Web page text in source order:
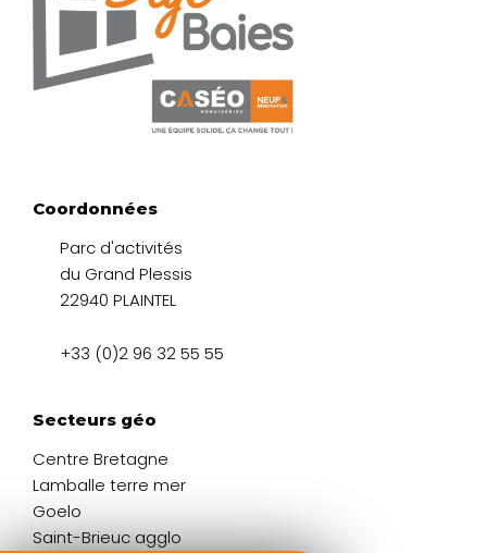
Coordonnées
Parc d'activités
du Grand Plessis
22940 PLAINTEL
+33 (0)2 96 32 55 55
Secteurs géo
Centre Bretagne
Lamballe terre mer
Goelo
Saint-Brieuc agglo